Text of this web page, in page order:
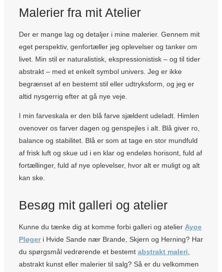
Malerier fra mit Atelier
Der er mange lag og detaljer i mine malerier. Gennem mit
eget perspektiv, genfortæller jeg oplevelser og tanker om
livet. Min stil er naturalistisk, ekspressionistisk – og til tider
abstrakt – med et enkelt symbol univers. Jeg er ikke
begrænset af en bestemt stil eller udtryksform, og jeg er
altid nysgerrig efter at gå nye veje.
I min farveskala er den blå farve sjældent udeladt. Himlen
ovenover os farver dagen og genspejles i alt. Blå giver ro,
balance og stabilitet. Blå er som at tage en stor mundfuld
af frisk luft og skue ud i en klar og endeløs horisont, fuld af
fortællinger, fuld af nye oplevelser, hvor alt er muligt og alt
kan ske.
Besøg mit galleri og atelier
Kunne du tænke dig at komme forbi galleri og atelier Ayoe
Pløgeri Hvide Sande nær Brande, Skjern og Herning? Har
du spørgsmål vedrørende et bestemt abstrakt maleri,
abstrakt kunst eller malerier til salg? Så er du velkommen